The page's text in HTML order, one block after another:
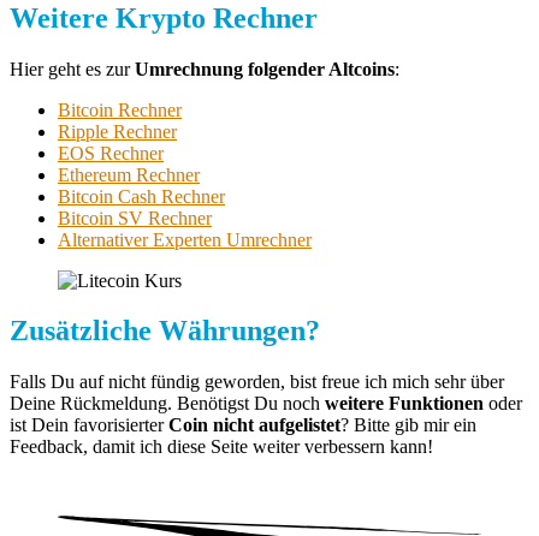
Weitere Krypto Rechner
Hier geht es zurUmrechnung folgender Altcoins:
Bitcoin Rechner
Ripple Rechner
EOS Rechner
Ethereum Rechner
Bitcoin Cash Rechner
Bitcoin SV Rechner
Alternativer Experten Umrechner
Zusätzliche Währungen?
Falls Du auf nicht fündig geworden, bist freue ich mich sehr über
Deine Rückmeldung. Benötigst Du noch weitere Funktionen oder
ist Dein favorisierterCoin nicht aufgelistet? Bitte gib mir ein
Feedback, damit ich diese Seite weiter verbessern kann!